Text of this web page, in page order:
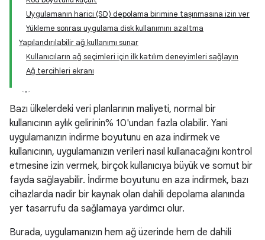
Uygulamanın harici (SD) depolama birimine taşınmasına izin ver
Yükleme sonrası uygulama disk kullanımını azaltma
Yapılandırılabilir ağ kullanımı sunar
Kullanıcıların ağ seçimleri için ilk katılım deneyimleri sağlayın
Ağ tercihleri ekranı
Bazı ülkelerdeki veri planlarının maliyeti, normal bir
kullanıcının aylık gelirinin% 10'undan fazla olabilir. Yani
uygulamanızın indirme boyutunu en aza indirmek ve
kullanıcının, uygulamanızın verileri nasıl kullanacağını kontrol
etmesine izin vermek, birçok kullanıcıya büyük ve somut bir
fayda sağlayabilir. İndirme boyutunu en aza indirmek, bazı
cihazlarda nadir bir kaynak olan dahili depolama alanında
yer tasarrufu da sağlamaya yardımcı olur.
Burada, uygulamanızın hem ağ üzerinde hem de dahili